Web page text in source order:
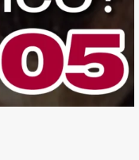
i
m
i